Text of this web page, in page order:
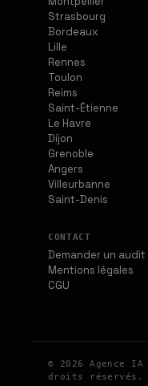
Strasbourg
Bordeaux
Lille
Rennes
Toulon
Reims
Saint-Étienne
Le Havre
Dijon
Grenoble
Angers
Villeurbanne
Saint-Denis
CONTACT
Demander un
Mentions légales
CGU
© 2026 Agence
droits réservés.